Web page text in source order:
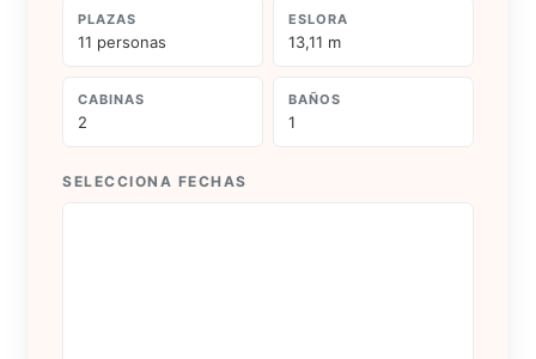
PLAZAS
11 personas
ESLORA
13,11 m
CABINAS
2
BAÑOS
1
SELECCIONA FECHAS